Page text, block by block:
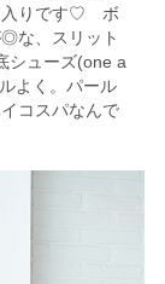
入りです♡ ボ
◎な、スリット
シューズ(one a
よく。パール
コスパなんで